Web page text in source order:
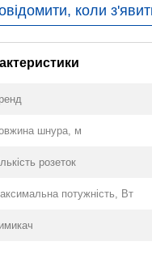
коли
шнура, м
розеток
потужність, Вт